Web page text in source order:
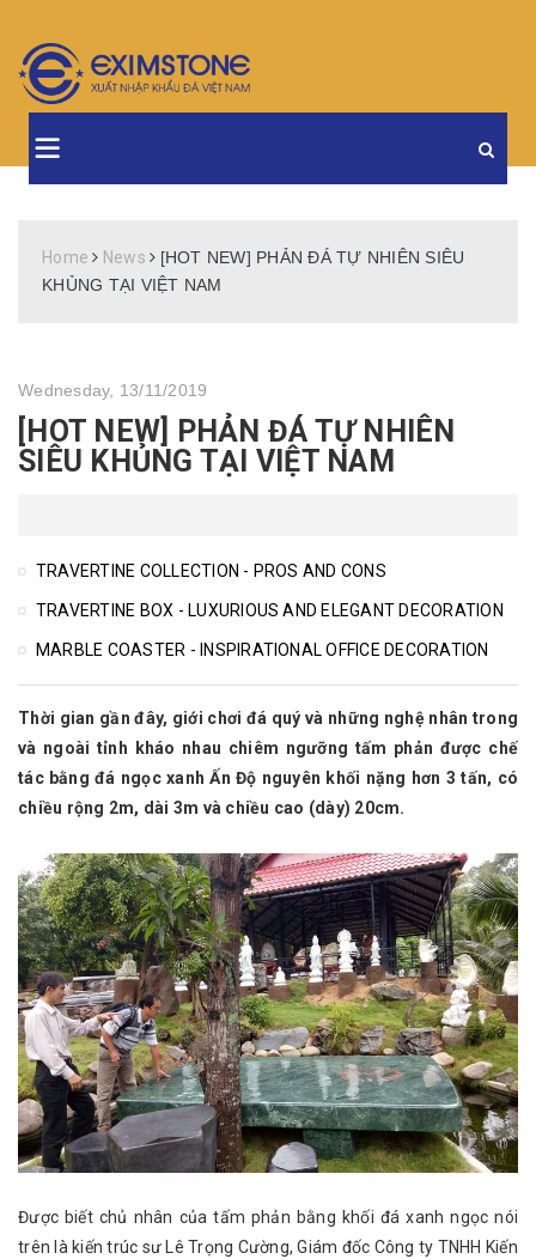
Home News
[HOT NEW] PHẢN ĐÁ TỰ NHIÊN SIÊU
KHỦNG TẠI VIỆT NAM
Wednesday, 13/11/2019
[HOT NEW] PHẢN ĐÁ TỰ NHIÊN
SIÊU KHỦNG TẠI VIỆT NAM
TRAVERTINE COLLECTION - PROS AND CONS
TRAVERTINE BOX - LUXURIOUS AND ELEGANT DECORATION
MARBLE COASTER - INSPIRATIONAL OFFICE DECORATION
Thời gian gần đây, giới chơi đá quý và những nghệ nhân trong
và ngoài tỉnh kháo nhau chiêm ngưỡng tấm phản được chế
tác bằng đá ngọc xanh Ấn Độ nguyên khối nặng hơn 3 tấn, có
chiều rộng 2m, dài 3m và chiều cao (dày) 20cm.
Được biết chủ nhân của tấm phản bằng khối đá xanh ngọc nói
trên là kiến trúc sư Lê Trọng Cường, Giám đốc Công ty TNHH Kiến